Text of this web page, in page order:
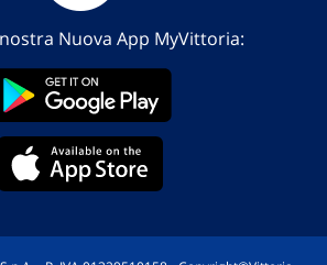
Nuova App MyVittoria: